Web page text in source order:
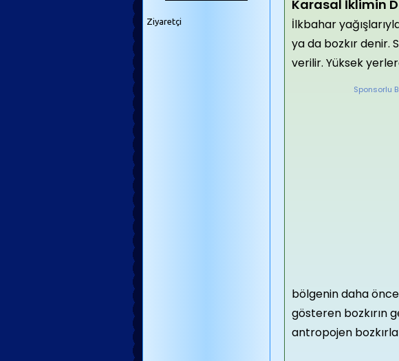
Ziyaretçi
Karasal İklimin
İlkbahar
ya da bozkır denir.
verilir. Yüksek
Sponsorlu
bölgenin daha
gösteren bozkırın
antropojen